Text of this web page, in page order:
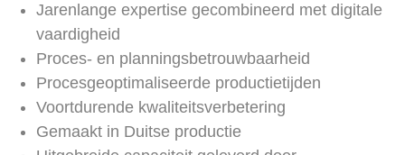
Jarenlange expertise gecombineerd met digitale
vaardigheid
Proces- en planningsbetrouwbaarheid
Procesgeoptimaliseerde productietijden
Voortdurende kwaliteitsverbetering
Gemaakt in Duitse productie